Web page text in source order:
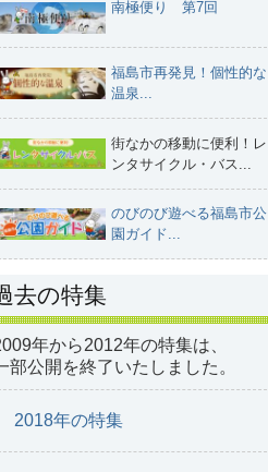
南極便り 第7回
福島市再発見！個性的な
温泉...
街なかの移動に便利！レ
ンタサイクル・バス...
のびのび遊べる福島市公
園ガイド...
去の特集
年から2012年の特集は、
部公開を終了いたしました。
2018年の特集